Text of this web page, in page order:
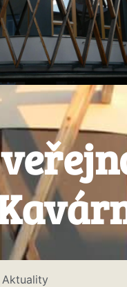
Aktuality